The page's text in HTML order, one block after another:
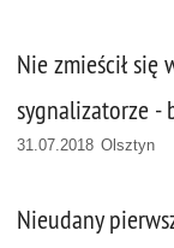
Nie zmieścił się
sygnalizatorze -
31.07.2018 Olsztyn
Nieudany